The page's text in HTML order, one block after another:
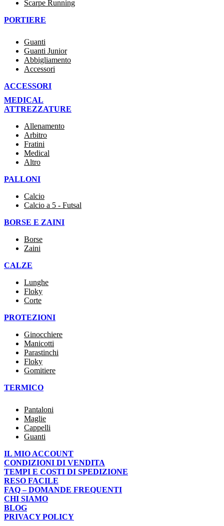
Scarpe Running
PORTIERE
Guanti
Guanti Junior
Abbigliamento
Accessori
ACCESSORI
MEDICAL
ATTREZZATURE
Allenamento
Arbitro
Fratini
Medical
Altro
PALLONI
Calcio
Calcio a 5 - Futsal
BORSE E ZAINI
Borse
Zaini
CALZE
Lunghe
Floky
Corte
PROTEZIONI
Ginocchiere
Manicotti
Parastinchi
Floky
Gomitiere
TERMICO
Pantaloni
Maglie
Cappelli
Guanti
IL MIO ACCOUNT
CONDIZIONI DI VENDITA
TEMPI E COSTI DI SPEDIZIONE
RESO FACILE
FAQ – DOMANDE FREQUENTI
CHI SIAMO
BLOG
PRIVACY POLICY